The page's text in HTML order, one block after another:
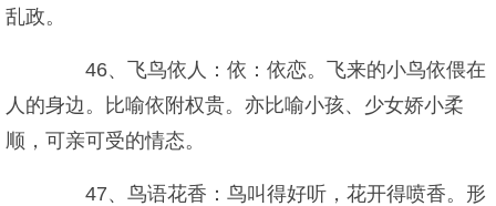
乱政。
46、飞鸟依人：依：依恋。飞来的小鸟依偎在
人的身边。比喻依附权贵。亦比喻小孩、少女娇小柔
顺，可亲可受的情态。
47、鸟语花香：鸟叫得好听，花开得喷香。形